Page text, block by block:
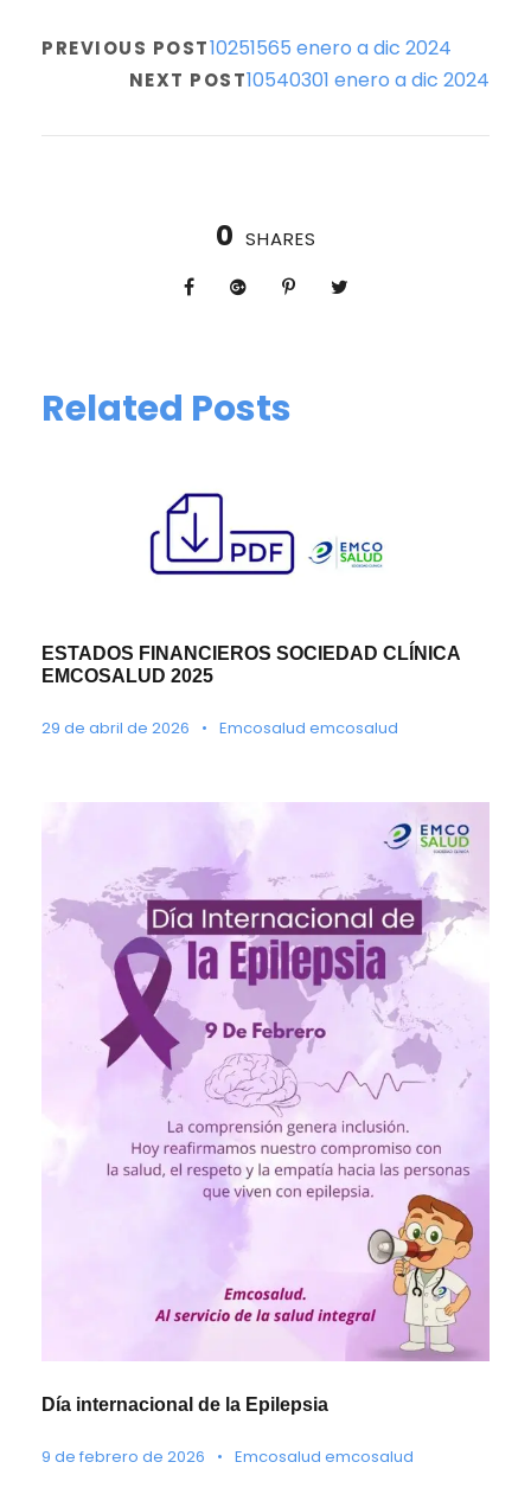
PREVIOUS POST10251565 enero a dic 2024
NEXT POST10540301 enero a dic 2024
0 SHARES
Related Posts
ESTADOS FINANCIEROS SOCIEDAD CLÍNICA
EMCOSALUD 2025
29 de abril de 2026 • Emcosalud emcosalud
Día internacional de la Epilepsia
9 de febrero de 2026 • Emcosalud emcosalud